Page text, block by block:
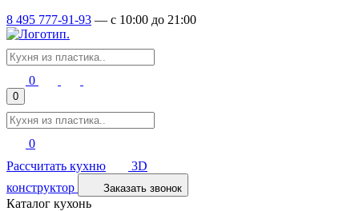
8 495 777-91-93 — c 10:00 до 21:00
0
0
0
Рассчитать кухню
3D
конструктор
Заказать звонок
Каталог кухонь